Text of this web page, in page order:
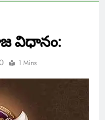
విధానం:
1 Mins